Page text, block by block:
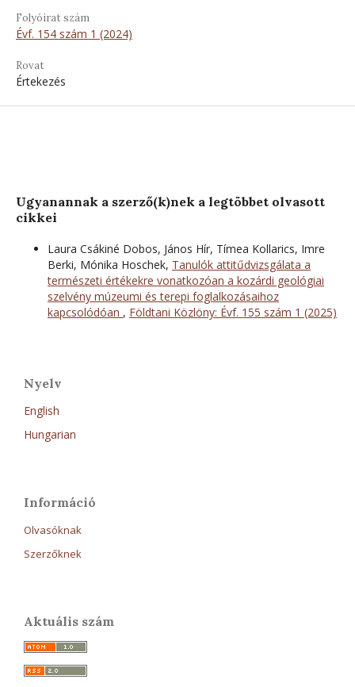
Folyóirat szám
Évf. 154 szám 1 (2024)
Rovat
Értekezés
Ugyanannak a szerző(k)nek a legtöbbet olvasott
cikkei
Laura Csákiné Dobos, János Hír, Tímea Kollarics, Imre
Berki, Mónika Hoschek, Tanulók attitűdvizsgálata a
természeti értékekre vonatkozóan a kozárdi geológiai
szelvény múzeumi és terepi foglalkozásaihoz
kapcsolódóan , Földtani Közlöny: Évf. 155 szám 1 (2025)
Nyelv
English
Hungarian
Információ
Olvasóknak
Szerzőknek
Aktuális szám